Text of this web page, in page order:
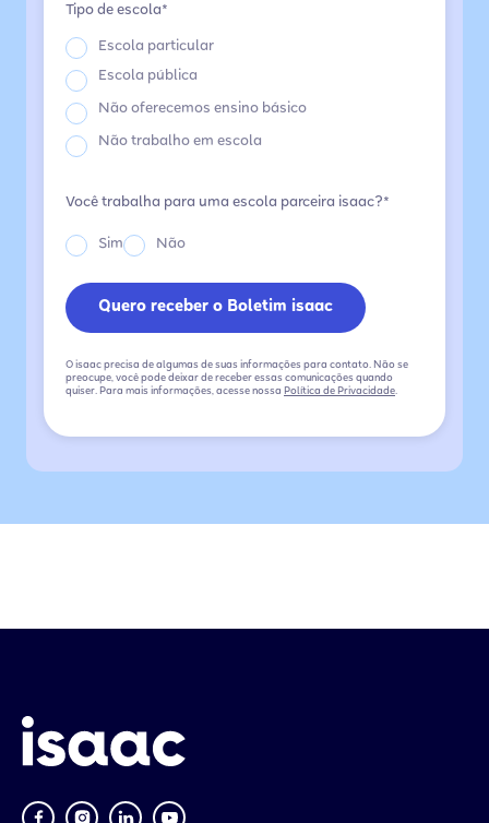
Tipo de escola*
Escola particular
Escola pública
Não oferecemos ensino básico
Não trabalho em escola
Você trabalha para uma escola parceira isaac?*
Sim Não
O isaac precisa de algumas de suas informações para contato. Não se
preocupe, você pode deixar de receber essas comunicações quando
quiser. Para mais informações, acesse nossa Política de Privacidade.